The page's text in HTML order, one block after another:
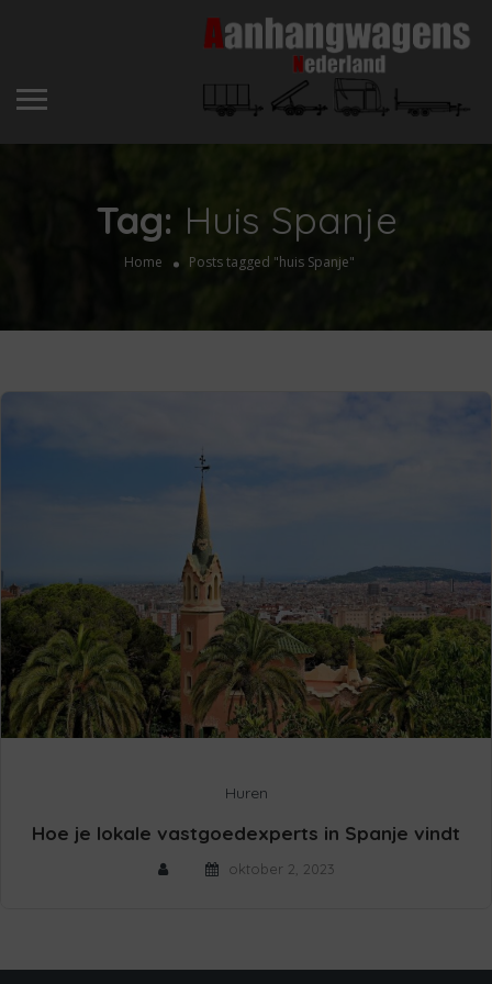
Tag: Huis Spanje
Home Posts tagged "huis Spanje"
Huren
Hoe je lokale vastgoedexperts in Spanje vindt
oktober 2, 2023